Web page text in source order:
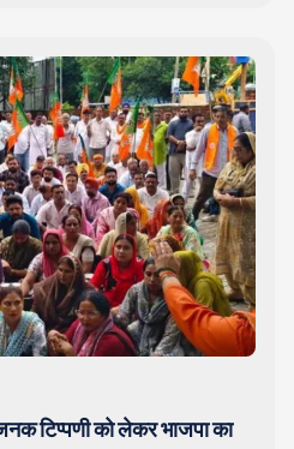
टिप्पणी को लेकर भाजपा का